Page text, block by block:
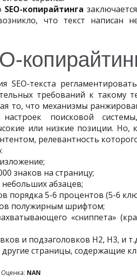
SEO-копирайтинга
что текст
SEO-текста
требований к такому
то, что механизмы
поисковой
или низкие позиции. Но,
релевантность
:
знаков на страницу;
небольших абзацев;
порядка 5-6 процентов (5-6
полужирным шрифтом;
«сниппета»
и подзаголовков H2, H3, и
страницы, содержащие
Оценка: NAN